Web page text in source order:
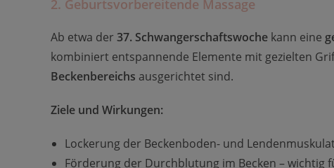
2. Geburtsvorbereitende Massage
Ab etwa der 37. Schwangerschaftswoche kann eine
kombiniert entspannende Elemente mit gezielten
Beckenbereichs ausgerichtet sind.
Ziele und Wirkungen:
Lockerung der Beckenboden- und
Förderung der Durchblutung im Becken – wichtig